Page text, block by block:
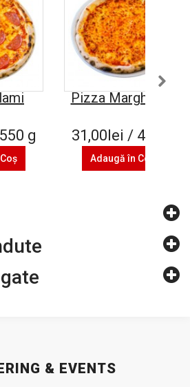
g
Pizza Margherita
31,00lei / 450 g
Adaugă în Coş
& EVENTS